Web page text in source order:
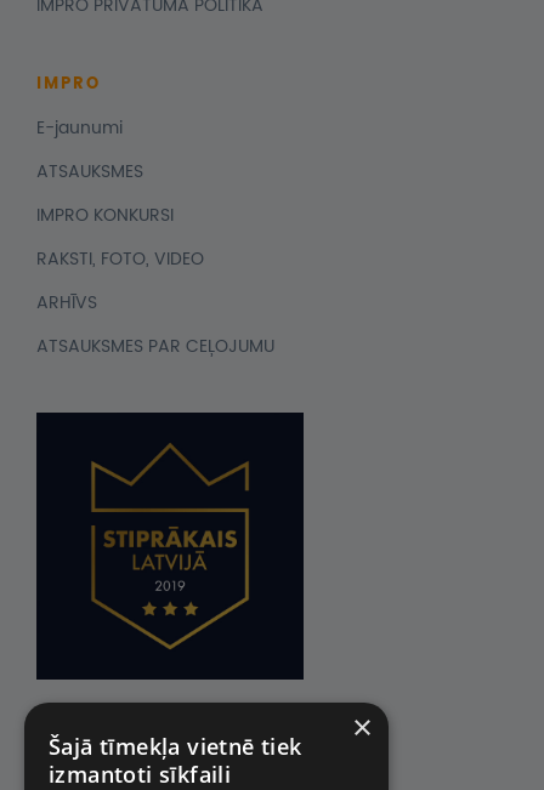
IMPRO
E-jaunumi
ATSAUKSMES
IMPRO KONKURSI
RAKSTI, FOTO, VIDEO
ARHĪVS
ATSAUKSMES PAR CEĻOJUMU
×
Šajā tīmekļa vietnē tiek
izmantoti sīkfaili